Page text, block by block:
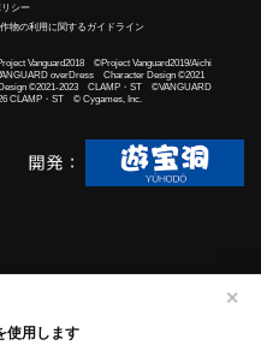
使用します
✕
シー
物の利用に関するガイドライン
Vanguard2018 ©Project Vanguard2019/Aichi
overDress Character Design ©2021
©2021-2023 CLAMP・ST ©VANGUARD
CLAMP・ST © Cygames, Inc.